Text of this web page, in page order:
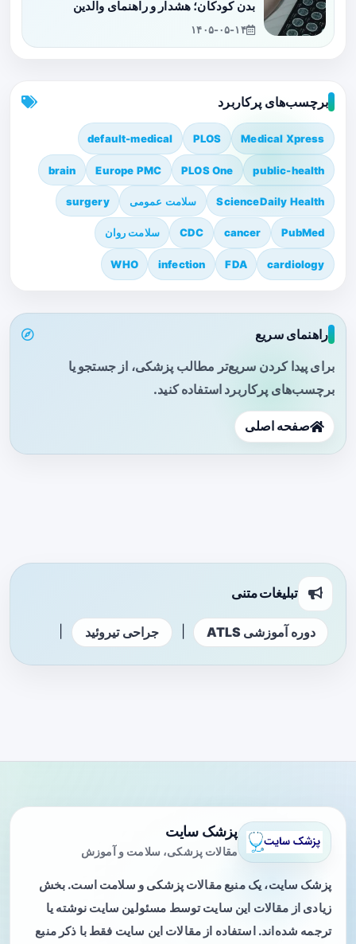
بدن کودکان؛ هشدار و راهنمای والدین
۱۴۰۵-۰۵-۱۴
برچسب‌های پرکاربرد
Medical Xpress
PLOS
default-medical
public-health
PLOS One
Europe PMC
brain
ScienceDaily Health سلامت عمومی surgery
PubMed
cancer
CDC سلامت روان
cardiology
FDA
infection
WHO
راهنمای سریع
برای پیدا کردن سریع‌تر مطالب پزشکی، از جستجو یا
برچسب‌های پرکاربرد استفاده کنید.
صفحه اصلی
تبلیغات متنی
دوره آموزشی ATLS جراحی تیروئید
پزشک سایت
مقالات پزشکی، سلامت و آموزش
پزشک سایت، یک منبع مقالات پزشکی و سلامت است. بخش
زیادی از مقالات این سایت توسط مسئولین سایت نوشته یا
ترجمه شده‌اند. استفاده از مقالات این سایت فقط با ذکر منبع